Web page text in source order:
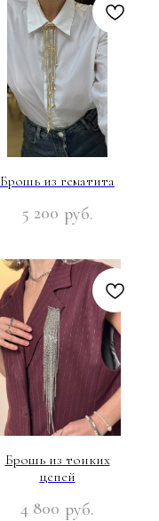
Брошь из гематита
5 200 руб.
Брошь из тонких
цепей
4 800 руб.